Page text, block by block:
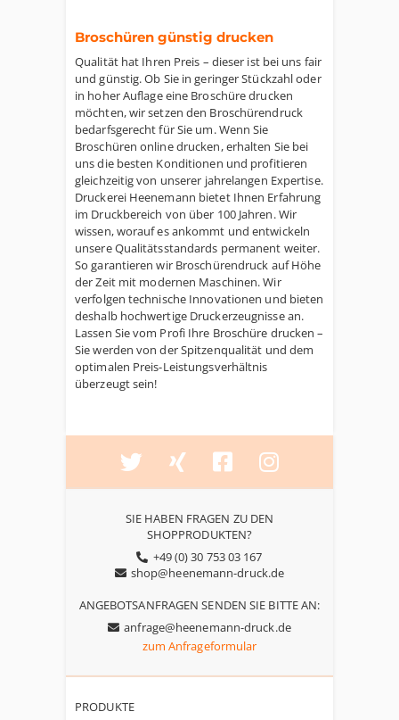
Broschüren günstig drucken
Qualität hat Ihren Preis – dieser ist bei uns fair
und günstig. Ob Sie in geringer Stückzahl oder
in hoher Auflage eine Broschüre drucken
möchten, wir setzen den Broschürendruck
bedarfsgerecht für Sie um. Wenn Sie
Broschüren online drucken, erhalten Sie bei
uns die besten Konditionen und profitieren
gleichzeitig von unserer jahrelangen Expertise.
Druckerei Heenemann bietet Ihnen Erfahrung
im Druckbereich von über 100 Jahren. Wir
wissen, worauf es ankommt und entwickeln
unsere Qualitätsstandards permanent weiter.
So garantieren wir Broschürendruck auf Höhe
der Zeit mit modernen Maschinen. Wir
verfolgen technische Innovationen und bieten
deshalb hochwertige Druckerzeugnisse an.
Lassen Sie vom Profi Ihre Broschüre drucken –
Sie werden von der Spitzenqualität und dem
optimalen Preis-Leistungsverhältnis
überzeugt sein!
SIE HABEN FRAGEN ZU DEN
SHOPPRODUKTEN?
+49 (0) 30 753 03 167
shop@heenemann-druck.de
ANGEBOTSANFRAGEN SENDEN SIE BITTE AN:
anfrage@heenemann-druck.de
zum Anfrageformular
PRODUKTE